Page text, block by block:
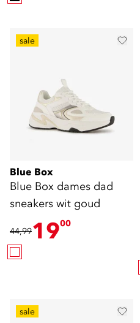
sale
Blue Box
Blue Box dames dad
sneakers wit goud
44,991900
sale